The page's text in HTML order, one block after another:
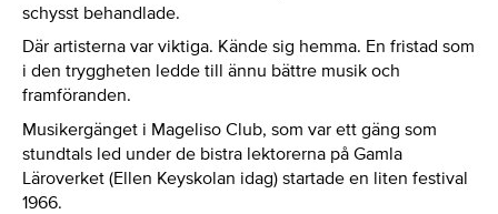
schysst behandlade.
Där artisterna var viktiga. Kände sig hemma. En fristad som
i den tryggheten ledde till ännu bättre musik och
framföranden.
Musikergänget i Mageliso Club, som var ett gäng som
stundtals led under de bistra lektorerna på Gamla
Läroverket (Ellen Keyskolan idag) startade en liten festival
1966.